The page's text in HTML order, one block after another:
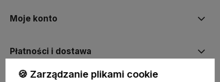
Moje konto
Płatności i dostawa
🍪 Zarządzanie plikami cookie